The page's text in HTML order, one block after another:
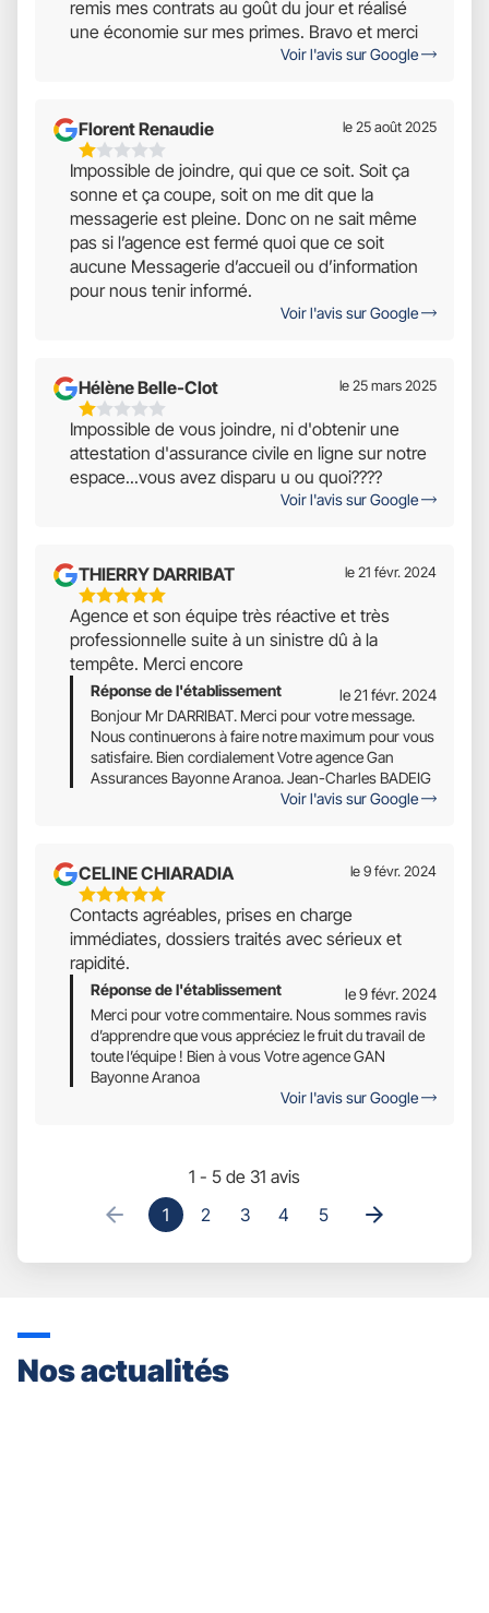
remis mes contrats au goût du jour et réalisé
une économie sur mes primes. Bravo et merci
Voir l'avis sur Google
Florent Renaudie
1
Étoiles
Sur
5
le 25 août 2025
Impossible de joindre, qui que ce soit. Soit ça
sonne et ça coupe, soit on me dit que la
messagerie est pleine. Donc on ne sait même
pas si l’agence est fermé quoi que ce soit
aucune Messagerie d’accueil ou d’information
pour nous tenir informé.
Voir l'avis sur Google
Hélène Belle-Clot
1
Étoiles
Sur
5
le 25 mars 2025
Impossible de vous joindre, ni d'obtenir une
attestation d'assurance civile en ligne sur notre
espace...vous avez disparu u ou quoi????
Voir l'avis sur Google
THIERRY DARRIBAT
5
Étoiles
Sur
5
le 21 févr. 2024
Agence et son équipe très réactive et très
professionnelle suite à un sinistre dû à la
tempête. Merci encore
Réponse de l'établissement
le 21 févr. 2024
Bonjour Mr DARRIBAT. Merci pour votre message.
Nous continuerons à faire notre maximum pour vous
satisfaire. Bien cordialement Votre agence Gan
Assurances Bayonne Aranoa. Jean-Charles BADEIG
Voir l'avis sur Google
CELINE CHIARADIA
5
Étoiles
Sur
5
le 9 févr. 2024
Contacts agréables, prises en charge
immédiates, dossiers traités avec sérieux et
rapidité.
Réponse de l'établissement
le 9 févr. 2024
Merci pour votre commentaire. Nous sommes ravis
d’apprendre que vous appréciez le fruit du travail de
toute l’équipe ! Bien à vous Votre agence GAN
Bayonne Aranoa
Voir l'avis sur Google
1 - 5 de 31 avis
1
2 3 4 5
Nos actualités